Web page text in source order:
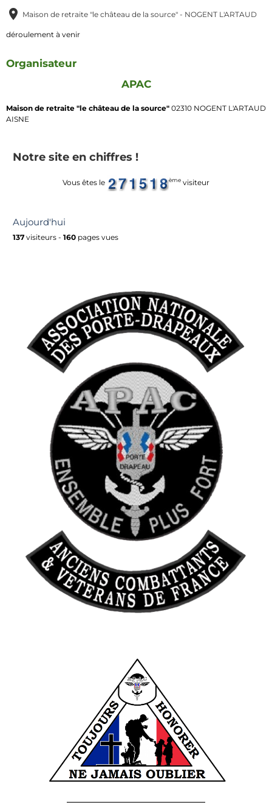
Maison de retraite "le château de la source" - NOGENT L'ARTAUD
déroulement à venir
Organisateur
APAC
Maison de retraite "le château de la source" 02310 NOGENT L'ARTAUD
AISNE
Notre site en chiffres !
Vous êtes le ème visiteur
Aujourd'hui
137 visiteurs - 160 pages vues